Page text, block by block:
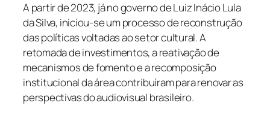
A partir de 2023, já no governo de Luiz Inácio Lula
da Silva, iniciou-se um processo de reconstrução
das políticas voltadas ao setor cultural. A
retomada de investimentos, a reativação de
mecanismos de fomento e a recomposição
institucional da área contribuíram para renovar as
perspectivas do audiovisual brasileiro.